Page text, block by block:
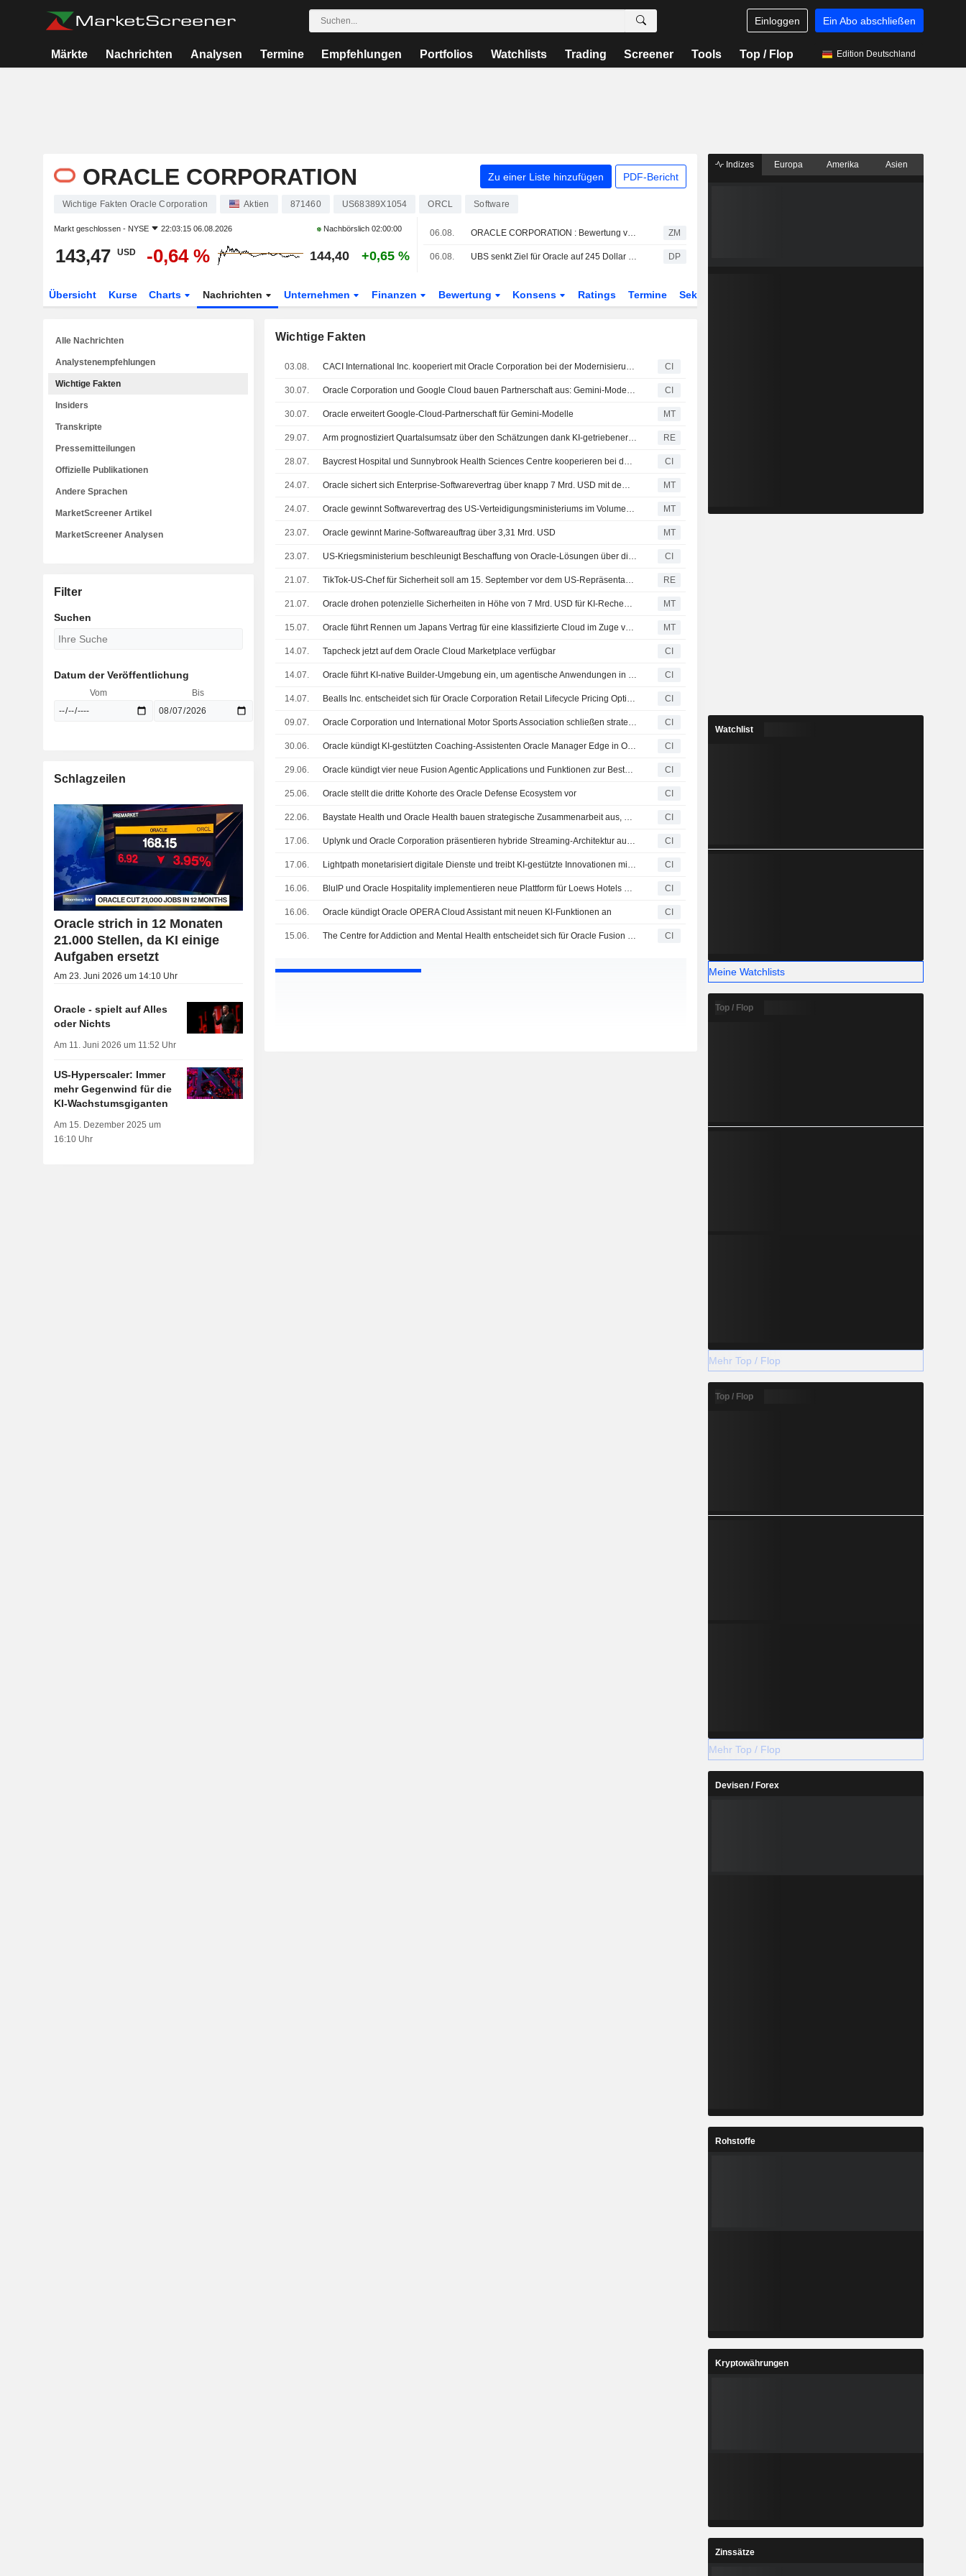
Einloggen Ein Abo abschließen
Märkte Nachrichten Analysen Termine Empfehlungen Portfolios Watchlists Trading Screener Tools Top / Flop Edition Deutschland
ORACLE CORPORATION Zu einer Liste hinzufügen PDF-Bericht
Wichtige Fakten Oracle Corporation Aktien 871460 US68389X1054 ORCL Software
Markt geschlossen - NYSE 22:03:15 06.08.2026 Nachbörslich02:00:00
143,47 USD -0,64 % 144,40 +0,65 %
06.08. ORACLE CORPORATION : Bewertung von UBS zum Kaufen erhalten ZM
06.08. UBS senkt Ziel für Oracle auf 245 Dollar - 'Buy' DP
Übersicht Kurse Charts Nachrichten Unternehmen Finanzen Bewertung Konsens Ratings Termine Sektor
Wichtige Fakten
03.08. CACI International Inc. kooperiert mit Oracle Corporation bei der Modernisierung der föderalen HR-IT für das Office of Personnel Management CI
30.07. Oracle Corporation und Google Cloud bauen Partnerschaft aus: Gemini-Modelle sollen für Unternehmenskunden von Oracle Corporation Enterprise Applications verfügbar werden CI
30.07. Oracle erweitert Google-Cloud-Partnerschaft für Gemini-Modelle MT
29.07. Arm prognostiziert Quartalsumsatz über den Schätzungen dank KI-getriebener Chipnachfrage RE
28.07. Baycrest Hospital und Sunnybrook Health Sciences Centre kooperieren bei der Einführung eines neuen Gesundheitsinformationssystems CI
24.07. Oracle sichert sich Enterprise-Softwarevertrag über knapp 7 Mrd. USD mit dem Department of War MT
24.07. Oracle gewinnt Softwarevertrag des US-Verteidigungsministeriums im Volumen von bis zu 7 Mrd. USD MT
23.07. Oracle gewinnt Marine-Softwareauftrag über 3,31 Mrd. USD MT
23.07. US-Kriegsministerium beschleunigt Beschaffung von Oracle-Lösungen über die Enterprise Software Initiative (ESI) CI
21.07. TikTok-US-Chef für Sicherheit soll am 15. September vor dem US-Repräsentantenhaus aussagen RE
21.07. Oracle drohen potenzielle Sicherheiten in Höhe von 7 Mrd. USD für KI-Rechenzentrum in Wisconsin MT
15.07. Oracle führt Rennen um Japans Vertrag für eine klassifizierte Cloud im Zuge verschärfter Sicherheitsvorgaben an MT
14.07. Tapcheck jetzt auf dem Oracle Cloud Marketplace verfügbar CI
14.07. Oracle führt KI-native Builder-Umgebung ein, um agentische Anwendungen in Oracle Fusion Applications zu erstellen und auszuführen CI
14.07. Bealls Inc. entscheidet sich für Oracle Corporation Retail Lifecycle Pricing Optimization zur Steigerung des Abverkaufsumsatzes CI
09.07. Oracle Corporation und International Motor Sports Association schließen strategische Allianz zur Einführung des Oracle Cloud Innovation Studio in den Imsa Labs CI
30.06. Oracle kündigt KI-gestützten Coaching-Assistenten Oracle Manager Edge in Oracle Fusion Cloud Human Capital Management an CI
29.06. Oracle kündigt vier neue Fusion Agentic Applications und Funktionen zur Bestandsoptimierung in Oracle Fusion Cloud Supply Chain & Manufacturing an CI
25.06. Oracle stellt die dritte Kohorte des Oracle Defense Ecosystem vor CI
22.06. Baystate Health und Oracle Health bauen strategische Zusammenarbeit aus, um ein vernetztes und patientenzentriertes Versorgungserlebnis zu schaffen CI
17.06. Uplynk und Oracle Corporation präsentieren hybride Streaming-Architektur auf der Oracle Cloud Infrastructure CI
17.06. Lightpath monetarisiert digitale Dienste und treibt KI-gestützte Innovationen mit Oracle voran CI
16.06. BluIP und Oracle Hospitality implementieren neue Plattform für Loews Hotels & Co CI
16.06. Oracle kündigt Oracle OPERA Cloud Assistant mit neuen KI-Funktionen an CI
15.06. The Centre for Addiction and Mental Health entscheidet sich für Oracle Fusion Cloud Applications zur Optimierung von Betrieb und Patientenversorgung CI
Alle Nachrichten
Analystenempfehlungen
Wichtige Fakten
Insiders
Transkripte
Pressemitteilungen
Offizielle Publikationen
Andere Sprachen
MarketScreener Artikel
MarketScreener Analysen
Filter
Suchen
Datum der Veröffentlichung
Vom Bis
Schlagzeilen
Oracle strich in 12 Monaten
21.000 Stellen, da KI einige
Aufgaben ersetzt
Am 23. Juni 2026 um 14:10 Uhr
Oracle - spielt auf Alles
oder Nichts
Am 11. Juni 2026 um 11:52 Uhr
US-Hyperscaler: Immer
mehr Gegenwind für die
KI-Wachstumsgiganten
Am 15. Dezember 2025 um
16:10 Uhr
Indizes Europa Amerika Asien
Watchlist
Meine Watchlists
Top / Flop
Mehr Top / Flop
Top / Flop
Mehr Top / Flop
Devisen / Forex
Rohstoffe
Kryptowährungen
Zinssätze